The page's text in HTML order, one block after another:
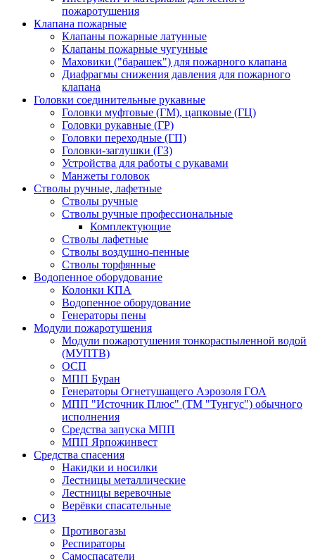
пожаротушения
Клапана пожарные
Клапаны пожарные латунные
Клапаны пожарные чугунные
Маховики ("барашек") для пожарного клапана
Диафрагмы снижения давления для пожарного
клапана
Головки соединительные рукавные
Головки муфтовые (ГМ), цапковые (ГЦ)
Головки рукавные (ГР)
Головки переходные (ГП)
Головки-заглушки (ГЗ)
Устройства для работы с рукавами
Манжеты головок
Стволы ручные, лафетные
Стволы ручные
Стволы ручные профессиональные
Комплектующие
Стволы лафетные
Стволы воздушно-пенные
Стволы торфянные
Водопенное оборудование
Колонки КПА
Водопенное оборудование
Генераторы пены
Модули пожаротушения
Модули пожаротушения тонкораспыленной водой
(МУПТВ)
ОСП
МПП Буран
Генераторы Огнетушащего Аэрозоля ГОА
МПП "Источник Плюс" (ТМ "Тунгус") обычного
исполнения
Средства запуска МПП
МПП Ярпожинвест
Средства спасения
Накидки и носилки
Лестницы металлические
Лестницы веревочные
Верёвки спасательные
СИЗ
Противогазы
Респираторы
Самоспасатели